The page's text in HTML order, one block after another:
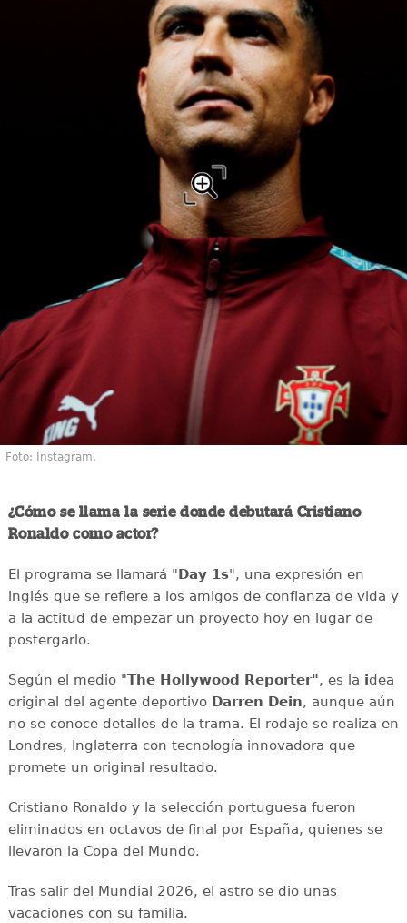
Foto: Instagram.
¿Cómo se llama la serie donde debutará Cristiano
Ronaldo como actor?
El programa se llamará "Day 1s", una expresión en
inglés que se refiere a los amigos de confianza de vida y
a la actitud de empezar un proyecto hoy en lugar de
postergarlo.
Según el medio "The Hollywood Reporter", es la idea
original del agente deportivo Darren Dein, aunque aún
no se conoce detalles de la trama. El rodaje se realiza en
Londres, Inglaterra con tecnología innovadora que
promete un original resultado.
Cristiano Ronaldo y la selección portuguesa fueron
eliminados en octavos de final por España, quienes se
llevaron la Copa del Mundo.
Tras salir del Mundial 2026, el astro se dio unas
vacaciones con su familia.